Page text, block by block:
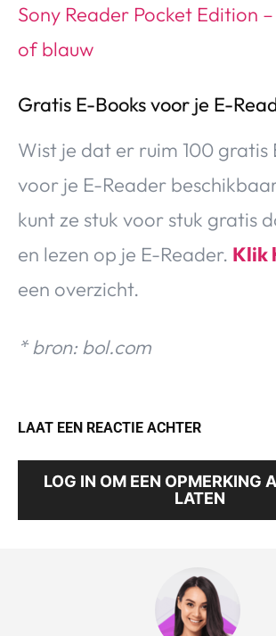
Sony Reader Pocket Edition
of blauw
Gratis E-Books voor je E-
Wist je dat er ruim 100 gratis
voor je E-Reader
kunt ze stuk voor stuk gratis
en lezen op je E-Reader. Klik
een overzicht.
* bron: bol.com
LAAT EEN REACTIE ACHTER
LOG IN OM EEN OPMERKING
LATEN